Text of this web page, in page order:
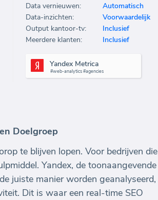
Doelgroep
te blijven lopen. Voor bedrijven die
Yandex, de toonaangevende
juiste manier worden geanalyseerd,
Dit is waar een real-time SEO
Data vernieuwen:
Automatisch
Data-inzichten:
Voorwaardelijk
Output kantoor-tv:
Inclusief
Meerdere klanten:
Inclusief
Yandex Metrica
#web-analytics #agencies